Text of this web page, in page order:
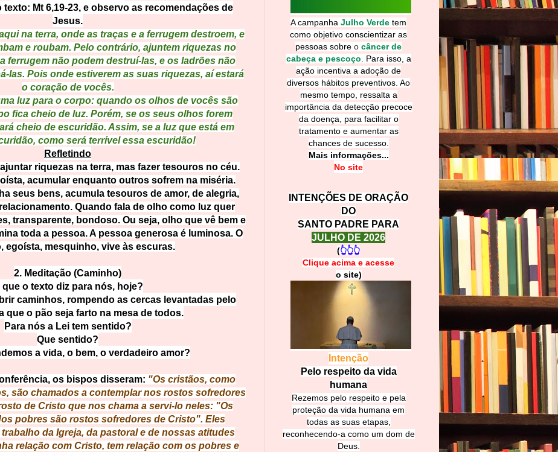
texto: Mt 6,19-23, e observo as recomendações de
Jesus.
na terra, onde as traças e a ferrugem destroem, e
e roubam. Pelo contrário, ajuntem riquezas no
ferrugem não podem destruí-las, e os ladrões não
las. Pois onde estiverem as suas riquezas, aí estará
o coração de vocês.
luz para o corpo: quando os olhos de vocês são
fica cheio de luz. Porém, se os seus olhos forem
cheio de escuridão. Assim, se a luz que está em
como será terrível essa escuridão!
Refletindo
riquezas na terra, mas fazer tesouros no céu.
acumular enquanto outros sofrem na miséria.
seus bens, acumula tesouros de amor, de alegria,
Quando fala de olho como luz quer
transparente, bondoso. Ou seja, olho que vê bem e
toda a pessoa. A pessoa generosa é luminosa. O
egoísta, mesquinho, vive às escuras.
2. Meditação (Caminho)
que o texto diz para nós, hoje?
caminhos, rompendo as cercas levantadas pelo
que o pão seja farto na mesa de todos.
Para nós a Lei tem sentido?
Que sentido?
a vida, o bem, o verdadeiro amor?
os bispos disseram: "Os cristãos, como
são chamados a contemplar nos rostos sofredores
de Cristo que nos chama a servi-lo neles: "Os
pobres são rostos sofredores de Cristo". Eles
da Igreja, da pastoral e de nossas atitudes
relação com Cristo, tem relação com os pobres e
A campanha Julho Verde tem
como objetivo conscientizar as
pessoas sobre o câncer de
cabeça e pescoço
Para isso, a
ação incentiva a adoção de
diversos hábitos preventivos. Ao
mesmo tempo, ressalta a
importância da detecção precoce
da doença, para facilitar o
tratamento e aumentar as
chances de sucesso.
Mais informações...
No site
INTENÇÕES DE ORAÇÃO
DO
SANTO PADRE PARA
JULHO DE 2026
(👆👆👆
Clique acima e acesse
o site)
Intenção
Pelo respeito da vida
humana
Rezemos pelo respeito e pela
proteção da vida humana em
todas as suas etapas,
reconhecendo-a como um dom de
Deus.